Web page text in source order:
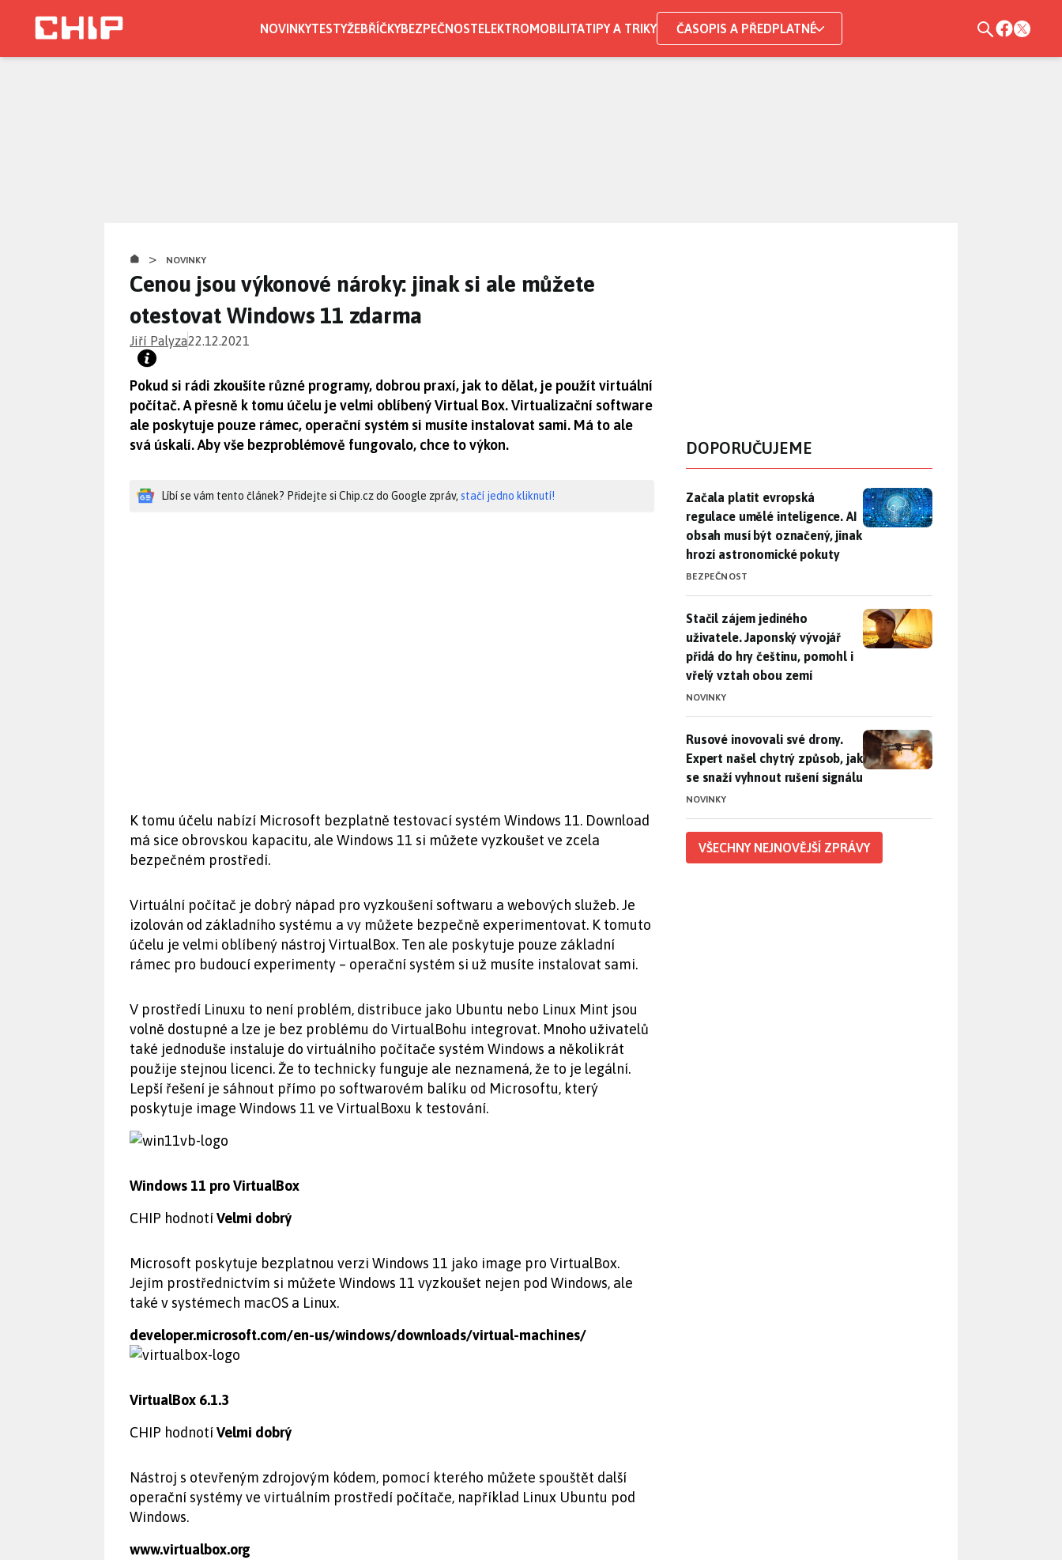
NOVINKYTESTYŽEBŘÍČKYBEZPEČNOSTELEKTROMOBILITATIPY A TRIKY ČASOPIS A PŘEDPLATNÉ
> NOVINKY
Cenou jsou výkonové nároky: jinak si ale můžete
otestovat Windows 11 zdarma
Jiří Palyza22.12.2021
Pokud si rádi zkoušíte různé programy, dobrou praxí, jak to dělat, je použít virtuální
počítač. A přesně k tomu účelu je velmi oblíbený Virtual Box. Virtualizační software
ale poskytuje pouze rámec, operační systém si musíte instalovat sami. Má to ale
svá úskalí. Aby vše bezproblémově fungovalo, chce to výkon.
Líbí se vám tento článek? Přidejte si Chip.cz do Google zpráv, stačí jedno kliknutí!
K tomu účelu nabízí Microsoft bezplatně testovací systém Windows 11. Download
má sice obrovskou kapacitu, ale Windows 11 si můžete vyzkoušet ve zcela
bezpečném prostředí.
Virtuální počítač je dobrý nápad pro vyzkoušení softwaru a webových služeb. Je
izolován od základního systému a vy můžete bezpečně experimentovat. K tomuto
účelu je velmi oblíbený nástroj VirtualBox. Ten ale poskytuje pouze základní
rámec pro budoucí experimenty – operační systém si už musíte instalovat sami.
V prostředí Linuxu to není problém, distribuce jako Ubuntu nebo Linux Mint jsou
volně dostupné a lze je bez problému do VirtualBohu integrovat. Mnoho uživatelů
také jednoduše instaluje do virtuálního počítače systém Windows a několikrát
použije stejnou licenci. Že to technicky funguje ale neznamená, že to je legální.
Lepší řešení je sáhnout přímo po softwarovém balíku od Microsoftu, který
poskytuje image Windows 11 ve VirtualBoxu k testování.
Windows 11 pro VirtualBox
CHIP hodnotíVelmi dobrý
Microsoft poskytuje bezplatnou verzi Windows 11 jako image pro VirtualBox.
Jejím prostřednictvím si můžete Windows 11 vyzkoušet nejen pod Windows, ale
také v systémech macOS a Linux.
developer.microsoft.com/en-us/windows/downloads/virtual-machines/
VirtualBox 6.1.3
CHIP hodnotíVelmi dobrý
Nástroj s otevřeným zdrojovým kódem, pomocí kterého můžete spouštět další
operační systémy ve virtuálním prostředí počítače, například Linux Ubuntu pod
Windows.
www.virtualbox.org
DOPORUČUJEME
Začala platit evropská regulace umělé inteligence. AI obsah
Začala platit evropská
regulace umělé inteligence. AI
obsah musí být označený, jinak
hrozí astronomické pokuty
BEZPEČNOST
Stačil zájem jediného uživatele. Japonský vývojář přidá do hry
Stačil zájem jediného
uživatele. Japonský vývojář
přidá do hry češtinu, pomohl i
vřelý vztah obou zemí
NOVINKY
Rusové inovovali své drony. Expert našel chytrý způsob, jak se
Rusové inovovali své drony.
Expert našel chytrý způsob, jak
se snaží vyhnout rušení signálu
NOVINKY
VŠECHNY NEJNOVĚJŠÍ ZPRÁVY